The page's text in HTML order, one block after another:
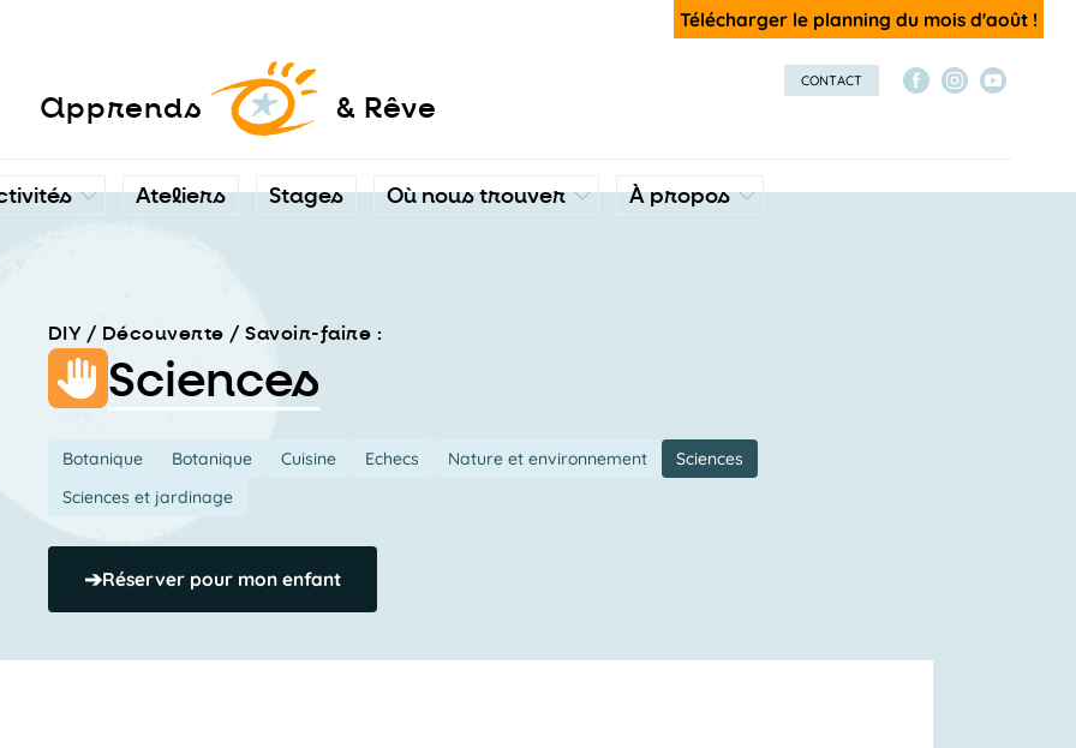
Télécharger le planning du mois d'août !
apprends & Rêve
Ateliers Stages Où nous trouver À propos
CONTACT
DIY / Découverte / Savoir-faire :
Sciences
Botanique Botanique Cuisine Echecs Nature et environnement
Sciences
Sciences et jardinage
➔Réserver pour mon enfant